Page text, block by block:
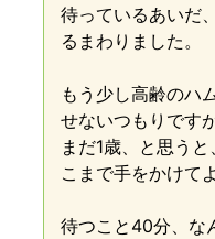
待っているあいだ
るまわりました。
もう少し高齢のハ
せないつもりですが
まだ1歳、と思う
こまで手をかけて
待つこと40分、な